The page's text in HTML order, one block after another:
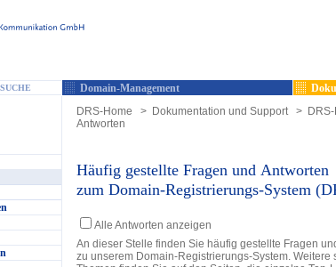
SUCHE Domain-Management
DRS-Home
> Dokumentation und Support >
Antworten
Häufig gestellte Fragen und Antworten
zum Domain-Registrierungs-System
Alle Antworten anzeigen
An dieser Stelle finden Sie häufig gestellte Fragen
zu unserem Domain-Registrierungs-System. Weitere